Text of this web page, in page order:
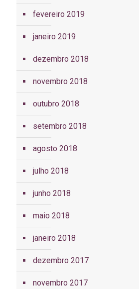
fevereiro 2019
janeiro 2019
dezembro 2018
novembro 2018
outubro 2018
setembro 2018
agosto 2018
julho 2018
junho 2018
maio 2018
janeiro 2018
dezembro 2017
novembro 2017